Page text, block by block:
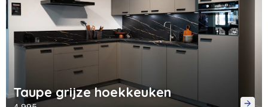
Taupe grijze hoekkeuken